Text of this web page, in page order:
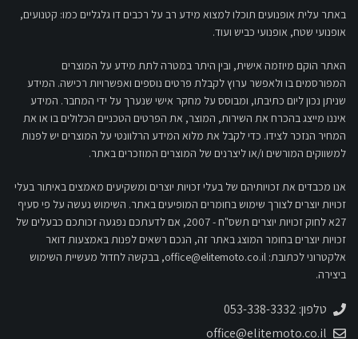
באתר עלית אופנועים תוכלו למצוא מידע רב על רכבים דו גלגליים כמו: קטנועים,
אופנועי שטח, אופנועי כביש ועוד.
האתר הוקם מיוזמה אישית, ובין היתר במטרה לתת מידע על המוצרים
המפורסמים בו ולאפשר ערוץ לקבלת פרטים נוספים ואפשרויות רכישה. המידע
שניתן נכון ליום כתיבתו, ומבוסס על מחקר אישי שנערך על ידי המחבר. המידע
איננו מייצג בהכרח את השירות, המוצר, את הפרטים הטכניים הכלולים בו או את
המחיר הנזכר לצידו. כדי לקבל את מלוא המידע הרלוונטי על המוצרים יש לפנות
למשווקים המורשים ו/או ליצרנים של המוצרים המוזכרים באתר.
אנו מכבדים את זכויותיהם של בעלי זכויות יוצרים ומשקיעים מאמצים באיתור בעלי
זכויות יוצרים לצורך שימוש בחומרים המופיעים באתר. השימוש נעשה על פי סעיף
27א לחוק זכויות יוצרים תשס"ח - 2007, אם לדעתכם נפגעה זכותכם כבעלים של
זכויות יוצרים בחומר המוצג באתר זה, הנכם רשאים לפנות באמצעות דואר
אלקטרוני לכתובת: office@elitemoto.co.il, בבקשה לחדול מעשיית השימוש
ביצירה.
טלפון: 053-338-3332
office@elitemoto.co.il